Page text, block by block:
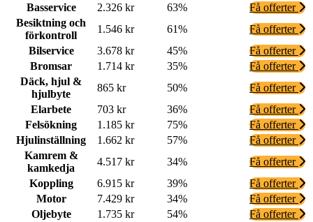
Basservice
2.326 kr 63%
Få offerter
Besiktning och
förkontroll
1.546 kr 61%
Få offerter
Bilservice
3.678 kr 45%
Få offerter
Bromsar
1.714 kr 35%
Få offerter
Däck, hjul &
hjulbyte
865 kr 50%
Få offerter
Elarbete
703 kr 36%
Få offerter
Felsökning
1.185 kr 75%
Få offerter
Hjulinställning
1.662 kr 57%
Få offerter
Kamrem &
kamkedja
4.517 kr 34%
Få offerter
Koppling
6.915 kr 39%
Få offerter
Motor
7.429 kr 34%
Få offerter
Oljebyte
1.735 kr 54%
Få offerter